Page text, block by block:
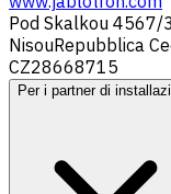
Pod Skalkou 4567/
NisouRepubblica
CZ28668715
Per i partner di